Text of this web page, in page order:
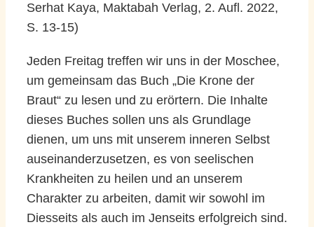
Serhat Kaya, Maktabah Verlag, 2. Aufl. 2022,
S. 13-15)
Jeden Freitag treffen wir uns in der Moschee,
um gemeinsam das Buch „Die Krone der
Braut“ zu lesen und zu erörtern. Die Inhalte
dieses Buches sollen uns als Grundlage
dienen, um uns mit unserem inneren Selbst
auseinanderzusetzen, es von seelischen
Krankheiten zu heilen und an unserem
Charakter zu arbeiten, damit wir sowohl im
Diesseits als auch im Jenseits erfolgreich sind.